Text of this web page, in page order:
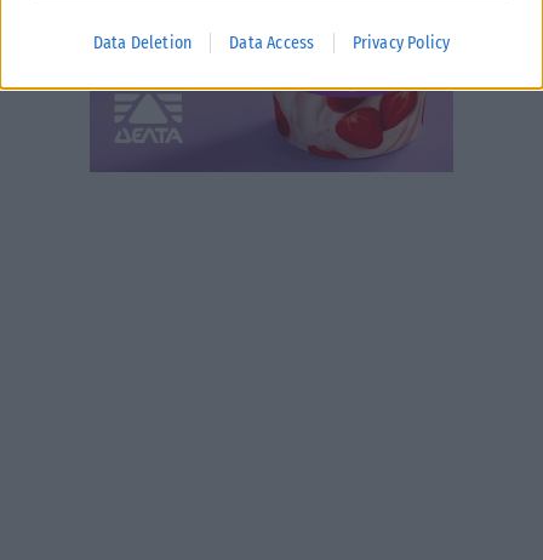
Data Deletion Data Access Privacy Policy